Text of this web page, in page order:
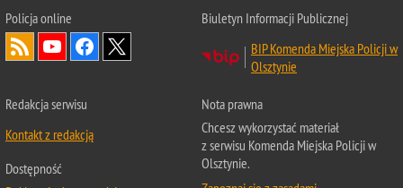
Policja online
Biuletyn Informacji Publicznej
BIP Komenda Miejska Policji w
Olsztynie
Redakcja serwisu
Kontakt z redakcją
Dostępność
Nota prawna
Chcesz wykorzystać materiał
z serwisu Komenda Miejska Policji w
Olsztynie.